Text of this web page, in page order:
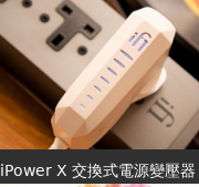
iPower X 交換式電源變壓器